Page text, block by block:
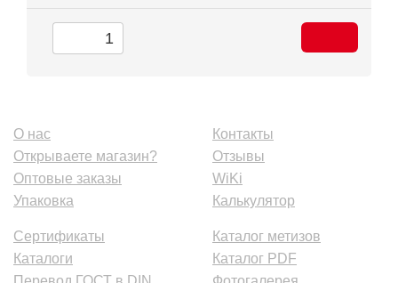
О нас
Открываете магазин?
Оптовые заказы
Упаковка
Контакты
Отзывы
WiKi
Калькулятор
Сертификаты
Каталоги
Каталог метизов
Каталог PDF